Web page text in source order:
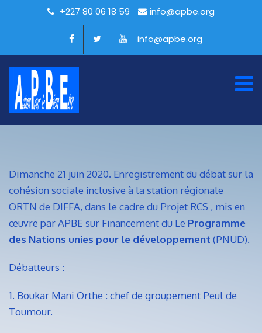
+227 80 06 18 59 info@apbe.org
info@apbe.org
Dimanche 21 juin 2020. Enregistrement du débat sur la
cohésion sociale inclusive à la station régionale
ORTN de DIFFA, dans le cadre du Projet RCS , mis en
œuvre par APBE sur Financement du Le Programme
des Nations unies pour le développement (PNUD).
Débatteurs :
1. Boukar Mani Orthe : chef de groupement Peul de
Toumour.